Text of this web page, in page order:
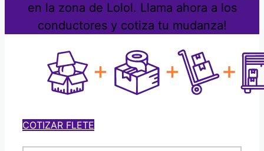
en la zona de Lolol. Llama ahora a los
conductores y cotiza tu mudanza!
COTIZAR FLETE